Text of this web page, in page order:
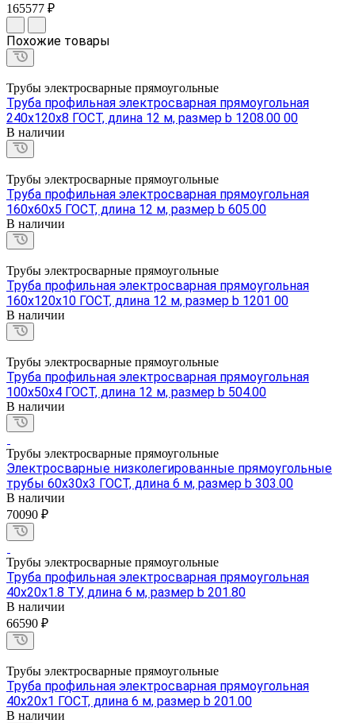
165577 ₽
Похожие товары
Трубы электросварные прямоугольные
Труба профильная электросварная прямоугольная
240х120х8 ГОСТ, длина 12 м, размер b 1208.00 00
В наличии
Трубы электросварные прямоугольные
Труба профильная электросварная прямоугольная
160х60х5 ГОСТ, длина 12 м, размер b 605.00
В наличии
Трубы электросварные прямоугольные
Труба профильная электросварная прямоугольная
160х120х10 ГОСТ, длина 12 м, размер b 1201 00
В наличии
Трубы электросварные прямоугольные
Труба профильная электросварная прямоугольная
100х50х4 ГОСТ, длина 12 м, размер b 504.00
В наличии
Трубы электросварные прямоугольные
Электросварные низколегированные прямоугольные
трубы 60х30х3 ГОСТ, длина 6 м, размер b 303.00
В наличии
70090 ₽
Трубы электросварные прямоугольные
Труба профильная электросварная прямоугольная
40х20х1.8 ТУ, длина 6 м, размер b 201.80
В наличии
66590 ₽
Трубы электросварные прямоугольные
Труба профильная электросварная прямоугольная
40х20х1 ГОСТ, длина 6 м, размер b 201.00
В наличии